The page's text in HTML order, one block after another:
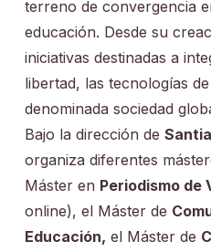
terreno de convergencia
educación. Desde su
iniciativas destinadas a
libertad, las tecnologías
denominada sociedad
Bajo la dirección de
organiza diferentes
Máster en Periodismo de
online), el Máster de
Educación, el Máster de